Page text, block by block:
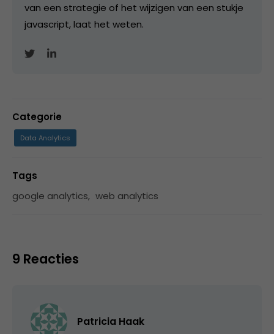
van een strategie of het wijzigen van een stukje
javascript, laat het weten.
Categorie
Data Analytics
Tags
google analytics, web analytics
9 Reacties
Patricia Haak